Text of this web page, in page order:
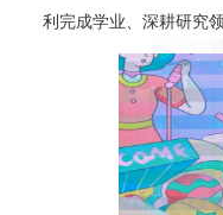
利完成学业、深耕研究领